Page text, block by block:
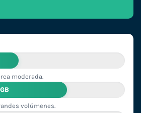
moderada.
volúmenes.